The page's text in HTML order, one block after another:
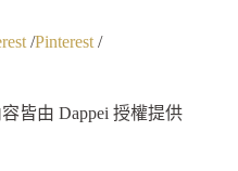
/Pinterest /
皆由 Dappei 授權提供